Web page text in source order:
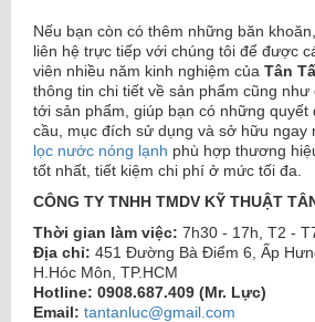
Nếu bạn còn có thêm những băn
liên hệ trực tiếp với chúng tôi để được
viên nhiều năm kinh nghiệm của Tân
thông tin chi tiết về sản phẩm cũng như
tới sản phẩm, giúp bạn có những quyết
cầu, mục đích sử dụng và sở hữu ngay
lọc nước nóng lạnh phù hợp thương
tốt nhất, tiết kiệm chi phí ở mức tối đa.
CÔNG TY TNHH TMDV KỸ THUẬT
Thời gian làm việc: 7h30 - 17h, T2 -
Địa chỉ: 451 Đường Bà Điểm 6, Ấp
H.Hóc Môn, TP.HCM
Hotline: 0908.687.409 (Mr. Lực)
Email: tantanluc@gmail.com